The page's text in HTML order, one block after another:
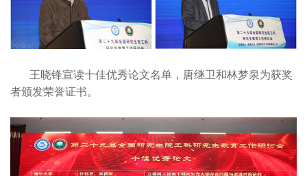
王晓锋宣读十佳优秀论文名单，唐继卫和林梦泉为获奖
者颁发荣誉证书。